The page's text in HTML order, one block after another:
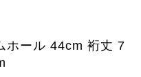
ホール 44cm 裄丈 7